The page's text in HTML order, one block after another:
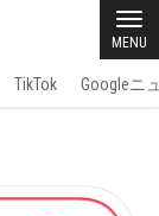
MENU
TikTok Googleニ